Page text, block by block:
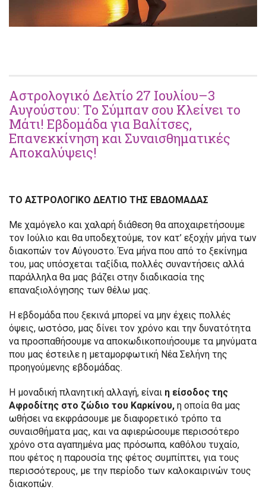
Αστρολογικό Δελτίο 27 Ιουλίου–3
Αυγούστου: Το Σύμπαν σου Κλείνει το
Μάτι! Εβδομάδα για Βαλίτσες,
Επανεκκίνηση και Συναισθηματικές
Αποκαλύψεις!
ΤΟ ΑΣΤΡΟΛΟΓΙΚΟ ΔΕΛΤΙΟ ΤΗΣ ΕΒΔΟΜΑΔΑΣ
Με χαμόγελο και χαλαρή διάθεση θα αποχαιρετήσουμε
τον Ιούλιο και θα υποδεχτούμε, τον κατ’ εξοχήν μήνα των
διακοπών τον Αύγουστο. Ένα μήνα που από το ξεκίνημα
του, μας υπόσχεται ταξίδια, πολλές συναντήσεις αλλά
παράλληλα θα μας βάζει στην διαδικασία της
επαναξιολόγησης των θέλω μας.
Η εβδομάδα που ξεκινά μπορεί να μην έχεις πολλές
όψεις, ωστόσο, μας δίνει τον χρόνο και την δυνατότητα
να προσπαθήσουμε να αποκωδικοποιήσουμε τα μηνύματα
που μας έστειλε η μεταμορφωτική Νέα Σελήνη της
προηγούμενης εβδομάδας.
Η μοναδική πλανητική αλλαγή, είναι η είσοδος της
Αφροδίτης στο ζώδιο του Καρκίνου, η οποία θα μας
ωθήσει να εκφράσουμε με διαφορετικό τρόπο τα
συναισθήματα μας, και να αφιερώσουμε περισσότερο
χρόνο στα αγαπημένα μας πρόσωπα, καθόλου τυχαίο,
που φέτος η παρουσία της φέτος συμπίπτει, για τους
περισσότερους, με την περίοδο των καλοκαιρινών τους
διακοπών.